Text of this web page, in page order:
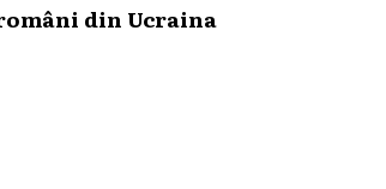
din Ucraina